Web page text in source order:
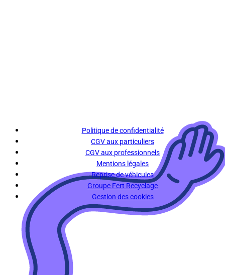
Politique de confidentialité
CGV aux particuliers
CGV aux professionnels
Mentions légales
Reprise de véhicules
Groupe Fert Recyclage
Gestion des cookies